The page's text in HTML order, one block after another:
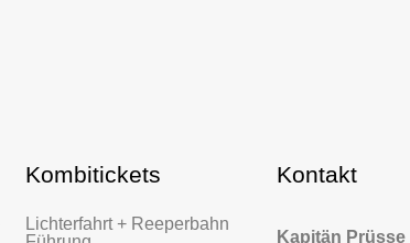
Kombitickets
Lichterfahrt + Reeperbahn
Kontakt
Kapitän Prüsse